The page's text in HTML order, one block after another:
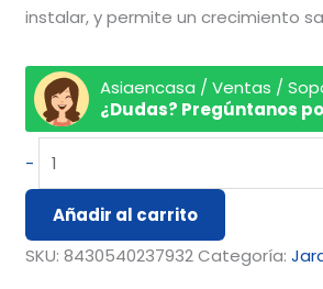
instalar, y permite un crecimiento
Asiaencasa / Ventas /
¿Dudas? Pregúntanos
-
Añadir al carrito
SKU:8430540237932Categoría: